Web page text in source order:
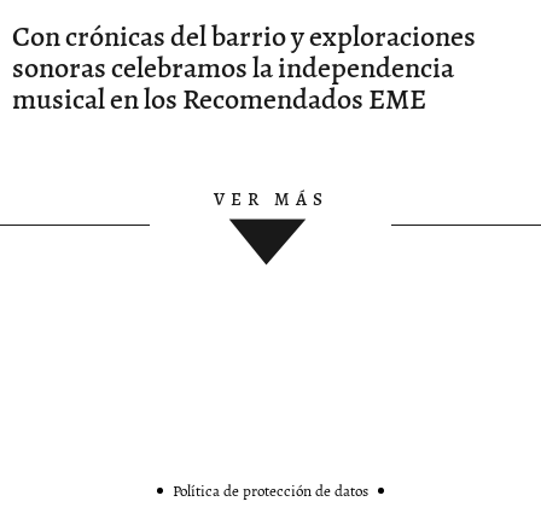
Con crónicas del barrio y exploraciones
sonoras celebramos la independencia
musical en los Recomendados EME
VER MÁS
Política de protección de datos